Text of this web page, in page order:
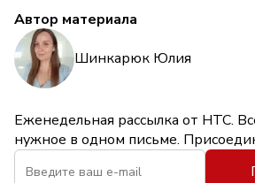
Автор материала
Шинкарюк Юлия
Еженедельная рассылка от НТС.
нужное в одном письме.